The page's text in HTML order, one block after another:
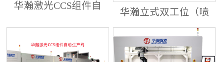
华瀚激光CCS组件自
动生产线（纵向线）
华瀚立式双工位（喷
射锡膏）激光焊锡机